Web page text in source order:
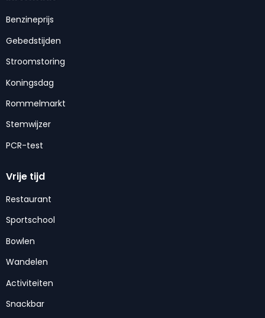
Benzineprijs
Gebedstijden
Stroomstoring
Koningsdag
Rommelmarkt
Stemwijzer
PCR-test
Vrije tijd
Restaurant
Sportschool
Bowlen
Wandelen
Activiteiten
Snackbar